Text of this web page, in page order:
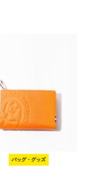
バッグ・グッズ